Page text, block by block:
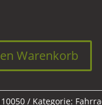
Warenkorb
Kategorie: